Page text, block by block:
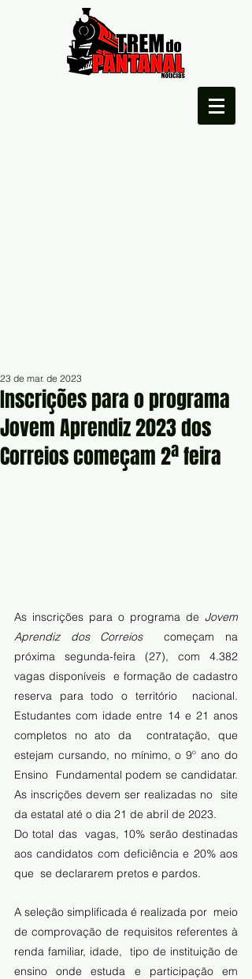
Inscrições para o programa
Jovem Aprendiz 2023 dos
Correios começam 2ª feira
23 de mar. de 2023
As inscrições para o programa de Jovem
Aprendiz dos Correios
  começam na
próxima segunda-feira (27), com 4.382
vagas disponíveis  e formação de cadastro
reserva para todo o território  nacional.
Estudantes com idade entre 14 e 21 anos
completos no ato da  contratação, que
estejam cursando, no mínimo, o 9º ano do
Ensino  Fundamental podem se candidatar.
As inscrições devem ser realizadas no  site
da estatal até o dia 21 de abril de 2023.
Do total das  vagas, 10% serão destinadas
aos candidatos com deficiência e 20% aos
que  se declararem pretos e pardos.
A seleção simplificada é realizada por  meio
de comprovação de requisitos referentes à
renda familiar, idade,  tipo de instituição de
ensino onde estuda e participação em